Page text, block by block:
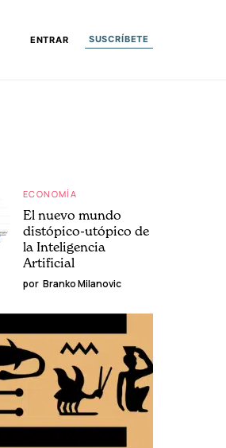
ENTRAR SUSCRÍBETE
ECONOMÍA
El nuevo mundo
distópico-utópico de
la Inteligencia
Artificial
por Branko Milanovic